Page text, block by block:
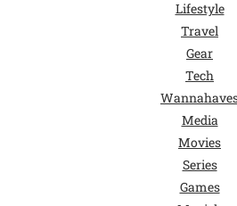
Lifestyle
Travel
Gear
Tech
Media
Movies
Series
Games